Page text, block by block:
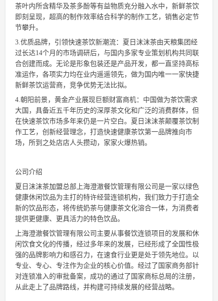
茶叶内所含精华及茶多酚等有益物质充分融入水中，新鲜茶饮
即刻呈现，超高的制作效率结合科学的制作工艺，销售必定节
节攀升。
3.优质品牌，引领快速茶饮新潮流：夏日沫沫茶由天粮集团经
过长达14个月的市场调研后，与国内多家专业策划机构共同联
合创建而成。无论是形象包装还是产品开发，都一直坚持高标
准运作，各项实力均在业内遥遥领先，做为国内唯一一家快捷
新鲜茶饮运营商，竞争优势无法比拟。
4.朝阳前景，黄金产业展现巨额财富商机：中国做为茶饮需求
大国，具备近五千年历史的深厚茶文化和广泛的消费群体，但
在快速茶饮市场多年来仍是一片空白。夏日沫沫茶颠覆茶饮制
作工艺，创新经营理念，打造快速健康茶饮第一品牌推向市
场，所到之处店店人头攒动，家家火爆热销。
公司介绍
夏日沫沫茶加盟总部上海澄澈餐饮管理有限公司是一家以绿色
健康休闲饮品为主打的特许经营连锁机构，我们致力于打造全
新的饮品形态，将传统奶茶与健康茶文化溶合一体，为消费者
提供更健康、更具活力的特色饮品。
上海澄澈餐饮管理有限公司主要从事餐饮连锁项目的发展和休
闲饮食文化的传播，经过多年来的发展，已经形成了全国性极
强的品牌影响力和感召力，在速食行业更是处于领先地位。以
专业、专心、专注作为企业的核心价值。经过了国家商务部针
对连锁准入的审批备案，成功的通过了国家商标总局的注册，
从此走上了品牌路线，并构建可持续发展的经营战略。